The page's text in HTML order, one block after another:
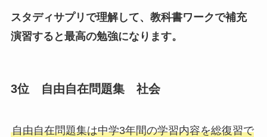
スタディサプリで理解して、教科書ワークで補充
演習すると最高の勉強になります。
3位 自由自在問題集 社会
自由自在問題集は中学3年間の学習内容を総復習で